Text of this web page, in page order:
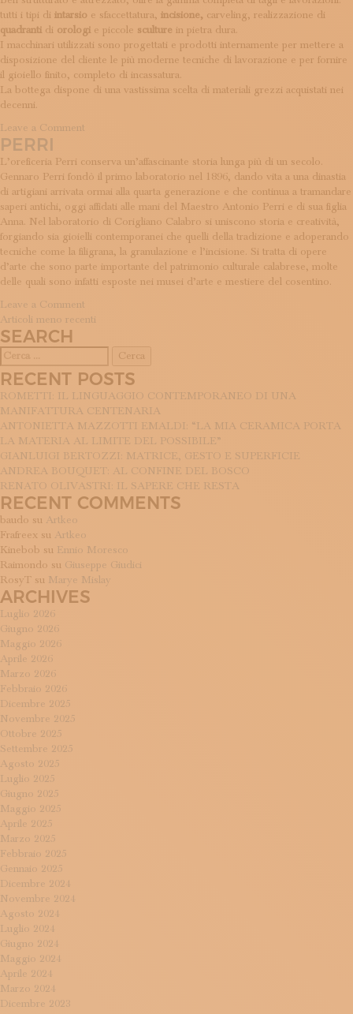
tutti i tipi di intarsio e sfaccettatura, incisione, carveling, realizzazione di
quadranti di orologi e piccole sculture in pietra dura.
I macchinari utilizzati sono progettati e prodotti internamente per mettere a
disposizione del cliente le più moderne tecniche di lavorazione e per fornire
il gioiello finito, completo di incassatura.
La bottega dispone di una vastissima scelta di materiali grezzi acquistati nei
decenni.
Leave a Comment
Artigiana
Pietre
Dure
PERRI
L’oreficeria Perri conserva un’affascinante storia lunga più di un secolo.
Gennaro Perri fondò il primo laboratorio nel 1896, dando vita a una dinastia
di artigiani arrivata ormai alla quarta generazione e che continua a tramandare
saperi antichi, oggi affidati alle mani del Maestro Antonio Perri e di sua figlia
Anna. Nel laboratorio di Corigliano Calabro si uniscono storia e creatività,
forgiando sia gioielli contemporanei che quelli della tradizione e adoperando
tecniche come la filigrana, la granulazione e l’incisione. Si tratta di opere
d’arte che sono parte importante del patrimonio culturale calabrese, molte
delle quali sono infatti esposte nei musei d’arte e mestiere del cosentino.
Leave a Comment
Perri
NAVIGAZIONE
ARTICOLI
Articoli meno recenti
SEARCH
per:
RECENT POSTS
ROMETTI: IL LINGUAGGIO CONTEMPORANEO DI UNA
MANIFATTURA CENTENARIA
ANTONIETTA MAZZOTTI EMALDI: “LA MIA CERAMICA PORTA
LA MATERIA AL LIMITE DEL POSSIBILE”
GIANLUIGI BERTOZZI: MATRICE, GESTO E SUPERFICIE
ANDREA BOUQUET: AL CONFINE DEL BOSCO
RENATO OLIVASTRI: IL SAPERE CHE RESTA
RECENT COMMENTS
baudo su Artkeo
Frafreex su Artkeo
Kinebob su Ennio Moresco
Raimondo su Giuseppe Giudici
RosyT su Marye Mislay
ARCHIVES
Luglio 2026
Giugno 2026
Maggio 2026
Aprile 2026
Marzo 2026
Febbraio 2026
Dicembre 2025
Novembre 2025
Ottobre 2025
Settembre 2025
Agosto 2025
Luglio 2025
Giugno 2025
Maggio 2025
Aprile 2025
Marzo 2025
Febbraio 2025
Gennaio 2025
Dicembre 2024
Novembre 2024
Agosto 2024
Luglio 2024
Giugno 2024
Maggio 2024
Aprile 2024
Marzo 2024
Dicembre 2023